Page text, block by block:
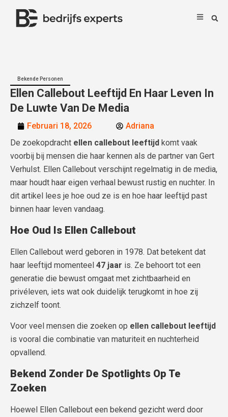
Bekende Personen
Ellen Callebout Leeftijd En Haar Leven In
De Luwte Van De Media
Februari 18, 2026
Adriana
De zoekopdracht ellen callebout leeftijd komt vaak
voorbij bij mensen die haar kennen als de partner van Gert
Verhulst. Ellen Callebout verschijnt regelmatig in de media,
maar houdt haar eigen verhaal bewust rustig en nuchter. In
dit artikel lees je hoe oud ze is en hoe haar leeftijd past
binnen haar leven vandaag.
Hoe Oud Is Ellen Callebout
Ellen Callebout werd geboren in 1978. Dat betekent dat
haar leeftijd momenteel 47 jaar is. Ze behoort tot een
generatie die bewust omgaat met zichtbaarheid en
privéleven, iets wat ook duidelijk terugkomt in hoe zij
zichzelf toont.
Voor veel mensen die zoeken op ellen callebout leeftijd
is vooral die combinatie van maturiteit en nuchterheid
opvallend.
Bekend Zonder De Spotlights Op Te
Zoeken
Hoewel Ellen Callebout een bekend gezicht werd door